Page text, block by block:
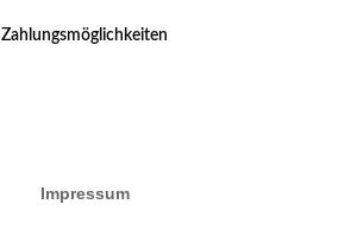
Zahlungsmöglichkeiten
Impressum